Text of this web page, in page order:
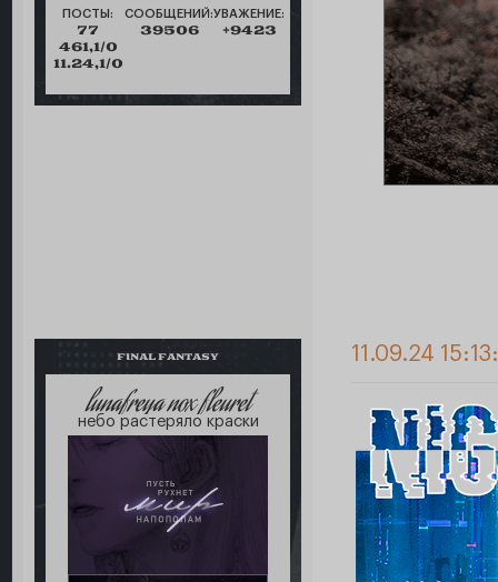
ПОСТЫ:
77
461,1/0
11.24,1/0
СООБЩЕНИЙ:
39506
УВАЖЕНИЕ:
+9423
FINAL FANTASY
lunafreya nox fleuret
небо растеряло краски
11.09.24